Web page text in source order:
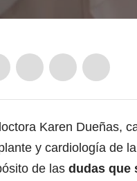
Karen Dueñas,
y cardiología de
de las dudas que